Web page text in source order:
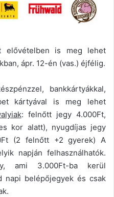
elővételben is meg lehet
ápr. 12-én (vas.) éjfélig.
bankkártyákkal,
kártyával is meg lehet
: felnőtt jegy 4.000Ft,
kor alatt), nyugdíjas jegy
(2 felnőtt +2 gyerek) A
napján felhasználhatók.
ami 3.000Ft-ba kerül
belépőjegyek és csak